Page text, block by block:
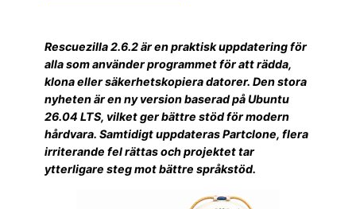
Rescuezilla 2.6.2 är en praktisk uppdatering för
alla som använder programmet för att rädda,
klona eller säkerhetskopiera datorer. Den stora
nyheten är en ny version baserad på Ubuntu
26.04 LTS, vilket ger bättre stöd för modern
hårdvara. Samtidigt uppdateras Partclone, flera
irriterande fel rättas och projektet tar
ytterligare steg mot bättre språkstöd.